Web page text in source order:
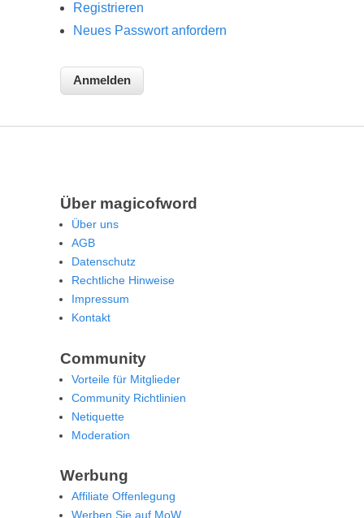
Registrieren
Neues Passwort anfordern
Über magicofword
Über uns
AGB
Datenschutz
Rechtliche Hinweise
Impressum
Kontakt
Community
Vorteile für Mitglieder
Community Richtlinien
Netiquette
Moderation
Werbung
Affiliate Offenlegung
Werben Sie auf MoW